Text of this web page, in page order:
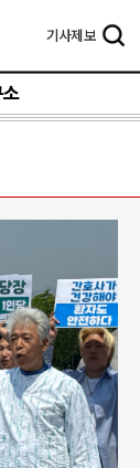
기사제보
소